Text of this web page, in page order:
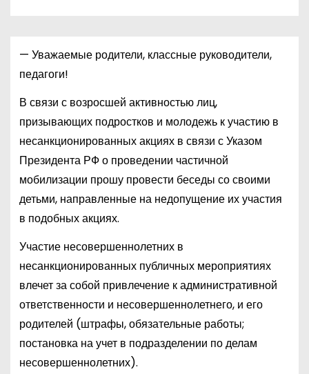
— Уважаемые родители, классные руководители,
педагоги!
В связи с возросшей активностью лиц,
призывающих подростков и молодежь к участию в
несанкционированных акциях в связи с Указом
Президента РФ о проведении частичной
мобилизации прошу провести беседы со своими
детьми, направленные на недопущение их участия
в подобных акциях.
Участие несовершеннолетних в
несанкционированных публичных мероприятиях
влечет за собой привлечение к административной
ответственности и несовершеннолетнего, и его
родителей (штрафы, обязательные работы;
постановка на учет в подразделении по делам
несовершеннолетних).